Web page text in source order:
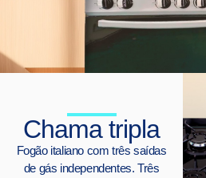
Chama tripla
Fogão italiano com três saídas
de gás independentes. Três